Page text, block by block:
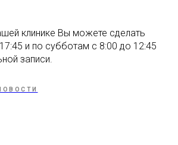
клинике Вы можете сделать
и по субботам с 8:00 до 12:45
записи.